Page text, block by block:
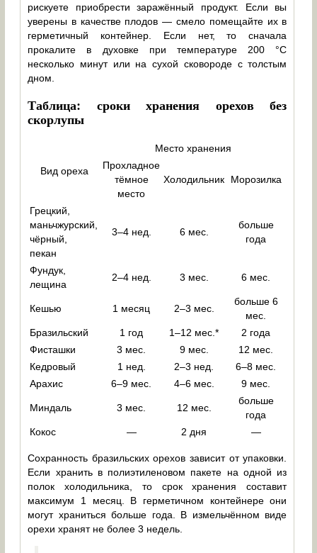
рискуете приобрести заражённый продукт. Если вы
уверены в качестве плодов — смело помещайте их в
герметичный контейнер. Если нет, то сначала
прокалите в духовке при температуре 200 °C
несколько минут или на сухой сковороде с толстым
дном.
Таблица: сроки хранения орехов без
скорлупы
Вид ореха
Место хранения
Прохладное
тёмное
место
Холодильник Морозилка
Грецкий,
маньчжурский,
чёрный,
пекан
3–4 нед. 6 мес.
больше
года
Фундук,
лещина
2–4 нед. 3 мес. 6 мес.
Кешью 1 месяц 2–3 мес.
больше 6
мес.
Бразильский
1 год 1–12 мес.*
2 года
Фисташки
3 мес. 9 мес.
12 мес.
Кедровый
1 нед. 2–3 нед.
6–8 мес.
Арахис
6–9 мес. 4–6 мес. 9 мес.
Миндаль 3 мес. 12 мес.
больше
года
Кокос
— 2 дня —
Сохранность бразильских орехов зависит от упаковки.
Если хранить в полиэтиленовом пакете на одной из
полок холодильника, то срок хранения составит
максимум 1 месяц. В герметичном контейнере они
могут храниться больше года. В измельчённом виде
орехи хранят не более 3 недель.